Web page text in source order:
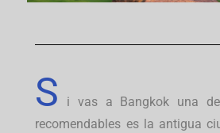
S
i vas a Bangkok una
recomendables es la antigua